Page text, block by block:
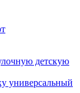
детскую
универсальный